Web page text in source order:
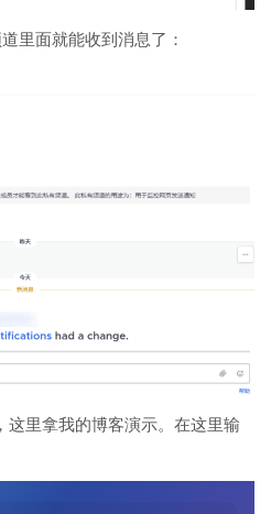
里面就能收到消息了：
这里拿我的博客演示。在这里输